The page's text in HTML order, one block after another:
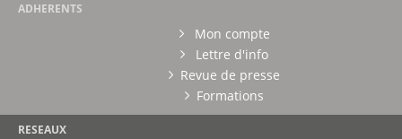
ADHERENTS
Mon compte
Lettre d'info
Revue de presse
Formations
RESEAUX